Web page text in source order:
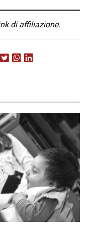
di affiliazione.